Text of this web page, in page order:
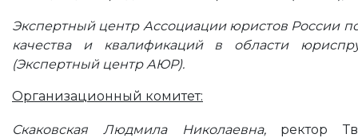
Экспертный центр Ассоциации юристов России
качества и квалификаций в области
(Экспертный центр АЮР).
Организационный комитет:
Скаковская Людмила Николаевна,ректор